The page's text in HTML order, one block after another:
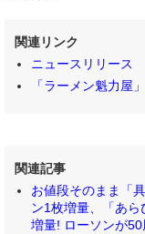
関連リンク
ニュースリリース
「ラーメン魁力屋
関連記事
お値段そのまま「
ン1枚増量、「あ
増量! ローソンが